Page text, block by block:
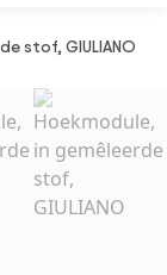
stof, GIULIANO